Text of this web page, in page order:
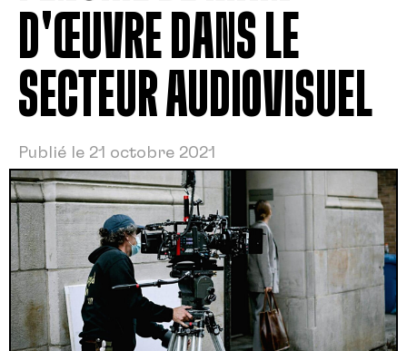
D'ŒUVRE DANS LE
SECTEUR AUDIOVISUEL
Publié le 21 octobre 2021